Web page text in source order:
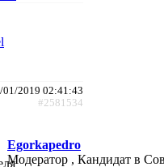
01/2019 02:41:43
#2581534
Egorkapedro
Модератор , Кандидат в